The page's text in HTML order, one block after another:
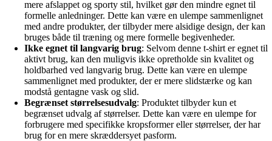
mere afslappet og sporty stil, hvilket gør den mindre egnet til
formelle anledninger. Dette kan være en ulempe sammenlignet
med andre produkter, der tilbyder mere alsidige design, der kan
bruges både til træning og mere formelle begivenheder.
Ikke egnet til langvarig brug: Selvom denne t-shirt er egnet til
aktivt brug, kan den muligvis ikke opretholde sin kvalitet og
holdbarhed ved langvarig brug. Dette kan være en ulempe
sammenlignet med produkter, der er mere slidstærke og kan
modstå gentagne vask og slid.
Begrænset størrelsesudvalg: Produktet tilbyder kun et
begrænset udvalg af størrelser. Dette kan være en ulempe for
forbrugere med specifikke kropsformer eller størrelser, der har
brug for en mere skræddersyet pasform.